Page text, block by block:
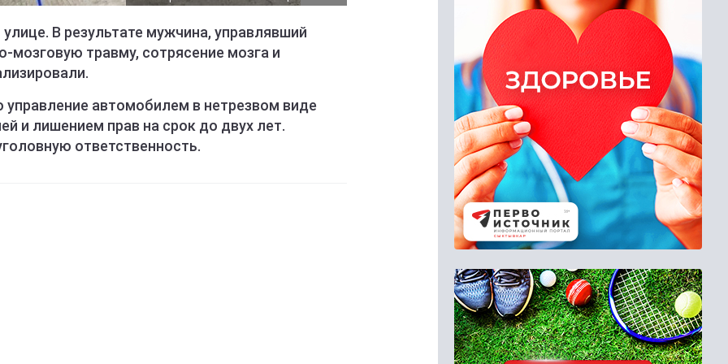
В результате мужчина, управлявший
мозговую травму, сотрясение мозга и
управление автомобилем в нетрезвом виде
и лишением прав на срок до двух лет.
ответственность.